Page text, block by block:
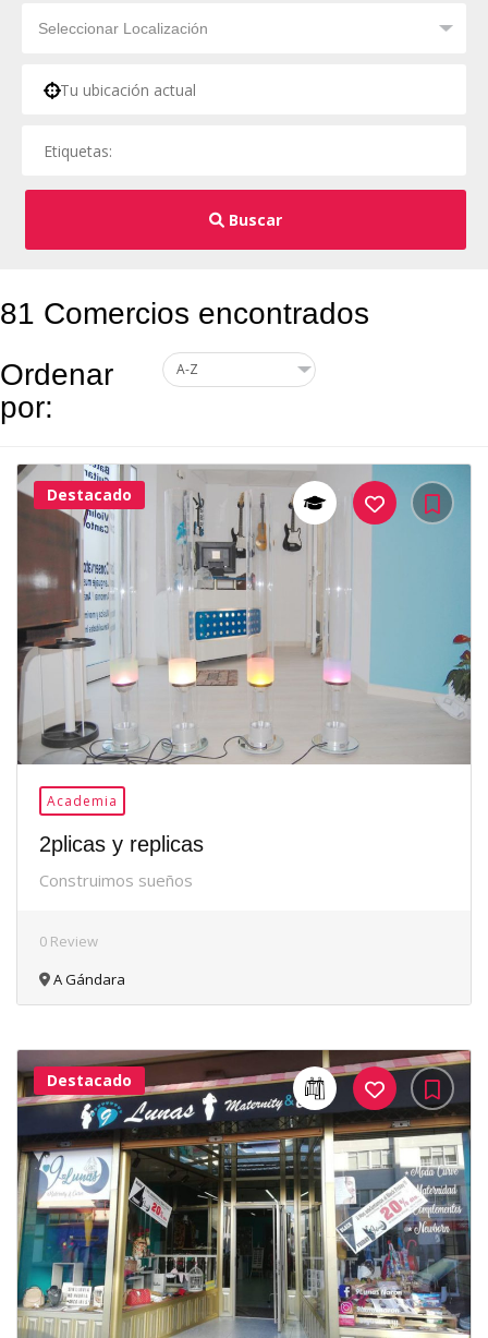
Buscar
81 Comercios encontrados
Ordenar
por:
37Me
Destacado
Academia
2plicas y replicas
Construimos sueños
0 Review
A Gándara
31Me
Gusta
Destacado